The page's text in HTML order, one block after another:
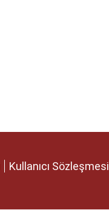
Kullanıcı Sözleşmesi